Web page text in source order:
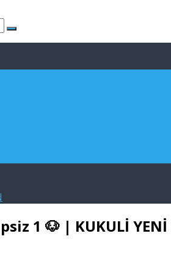
1 🐶 | KUKULİ YENİ